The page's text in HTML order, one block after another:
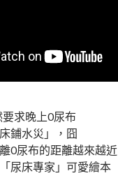
求晚上0尿布
鋪水災」，囧
0尿布的距離越來越近
尿床專家」可愛繪本